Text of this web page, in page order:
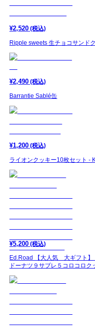
¥2,520 (税込)
Ripple sweets 生チョコサンド
¥2,490 (税込)
Barrantie Sablé缶
¥1,200 (税込)
ライオンクッキー10枚セット -
¥5,200 (税込)
Ed.Road 【大人気 大ギフト
ドーナツ９サブレ５コロコロク